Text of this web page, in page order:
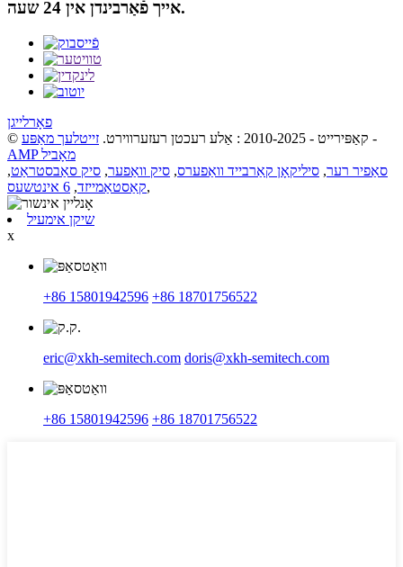
אייך פֿאַרבינדן אין 24 שעה.
פאָרלייגן
© קאַפּירייט - 2010-2025 : אַלע רעכטן רעזערווירט.
זייטלעך מאַפּע
-
AMP מאָביל
סאַפיר רער, סיליקאָן קאַרבייד וואַפערס, סיק וואַפער, סיק סאַבסטראַט,
קאַסטאַמייזד, 6 אינטשעס ,
שיקן אימעיל
x
+86 15801942596 +86 18701756522
eric@xkh-semitech.com doris@xkh-semitech.com
+86 15801942596 +86 18701756522